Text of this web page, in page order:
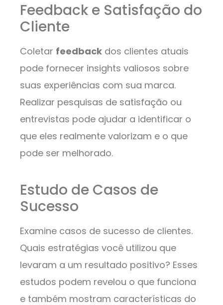
Feedback e Satisfação do
Cliente
Coletar feedback dos clientes atuais
pode fornecer insights valiosos sobre
suas experiências com sua marca.
Realizar pesquisas de satisfação ou
entrevistas pode ajudar a identificar o
que eles realmente valorizam e o que
pode ser melhorado.
Estudo de Casos de
Sucesso
Examine casos de sucesso de clientes.
Quais estratégias você utilizou que
levaram a um resultado positivo? Esses
estudos podem revelou o que funciona
e também mostram características do